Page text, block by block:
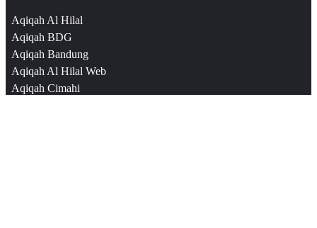
Aqiqah Al Hilal
Aqiqah BDG
Aqiqah Bandung
Aqiqah Al Hilal Web
Aqiqah Cimahi